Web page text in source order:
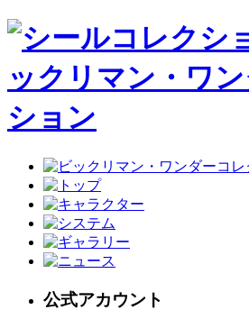
公式アカウント